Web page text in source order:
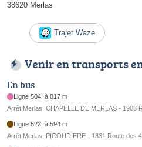
38620 Merlas
Trajet Waze
Venir en transports
En bus
Ligne 504, à 817 m
Arrêt Merlas, CHAPELLE DE MERLAS - 1908
Ligne 522, à 594 m
Arrêt Merlas, PICOUDIERE - 1831 Route des